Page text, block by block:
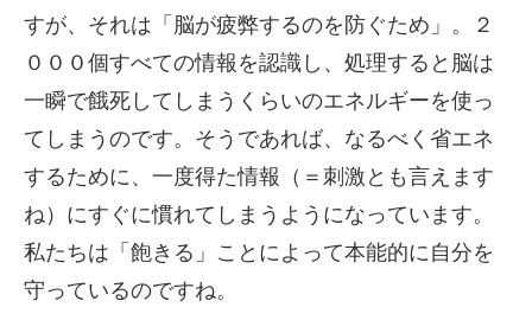
すが、それは「脳が疲弊するのを防ぐため」。２
０００個すべての情報を認識し、処理すると脳は
一瞬で餓死してしまうくらいのエネルギーを使っ
てしまうのです。そうであれば、なるべく省エネ
するために、一度得た情報（＝刺激とも言えます
ね）にすぐに慣れてしまうようになっています。
私たちは「飽きる」ことによって本能的に自分を
守っているのですね。